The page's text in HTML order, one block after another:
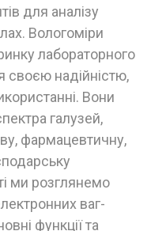
для аналізу
Вологоміри
лабораторного
своєю надійністю,
Вони
галузей,
фармацевтичну,
ми розглянемо
ваг-
функції та